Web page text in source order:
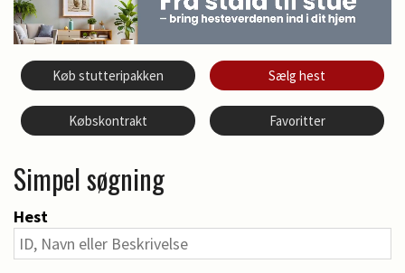
Sælg hest
Køb stutteripakken
Favoritter
Købskontrakt
Simpel søgning
Hest